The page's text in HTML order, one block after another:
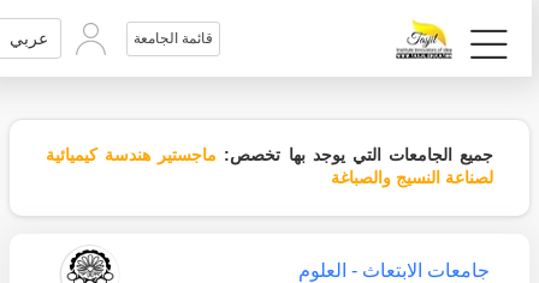
قائمة الجامعة عربي
جميع الجامعات التي يوجد بها تخصص: ماجستير هندسة كيميائية
لصناعة النسيج والصباغة
جامعات الابتعاث - العلوم